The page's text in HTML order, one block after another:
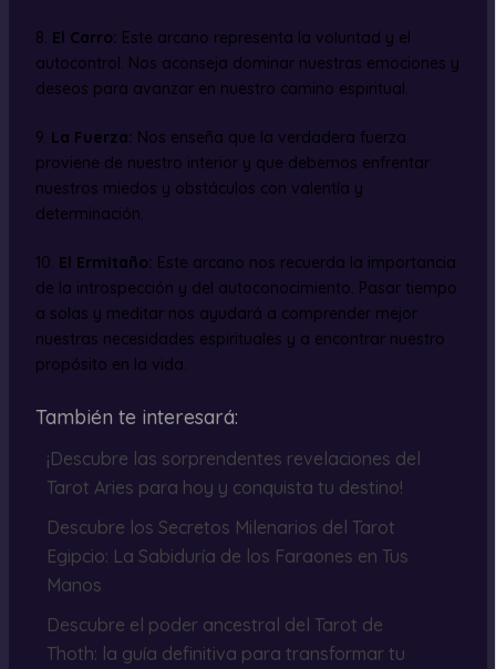
8. El Carro: Este arcano representa la voluntad y el
autocontrol. Nos aconseja dominar nuestras emociones y
deseos para avanzar en nuestro camino espiritual.
9. La Fuerza: Nos enseña que la verdadera fuerza
proviene de nuestro interior y que debemos enfrentar
nuestros miedos y obstáculos con valentía y
determinación.
10. El Ermitaño: Este arcano nos recuerda la importancia
de la introspección y del autoconocimiento. Pasar tiempo
a solas y meditar nos ayudará a comprender mejor
nuestras necesidades espirituales y a encontrar nuestro
propósito en la vida.
También te interesará:
¡Descubre las sorprendentes revelaciones del
Tarot Aries para hoy y conquista tu destino!
Descubre los Secretos Milenarios del Tarot
Egipcio: La Sabiduría de los Faraones en Tus
Manos
Descubre el poder ancestral del Tarot de
Thoth: la guía definitiva para transformar tu